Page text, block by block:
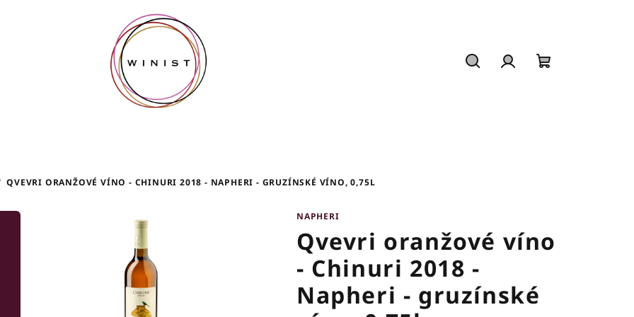
QVEVRI ORANŽOVÉ VÍNO - CHINURI 2018 - NAPHERI - GRUZÍNSKÉ VÍNO, 0,75L
NAPHERI
Qvevri oranžové víno
- Chinuri 2018 -
Napheri - gruzínské